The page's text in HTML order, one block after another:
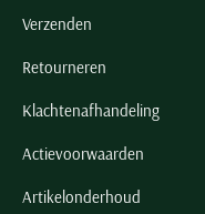
Verzenden
Retourneren
Klachtenafhandeling
Actievoorwaarden
Artikelonderhoud